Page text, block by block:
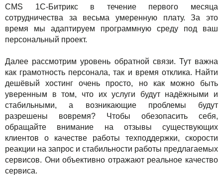
CMS 1С-Битрикс в течение первого месяца
сотрудничества за весьма умеренную плату. За это
время мы адаптируем программную среду под ваш
персональный проект.
Далее рассмотрим уровень обратной связи. Тут важна
как грамотность персонала, так и время отклика. Найти
дешёвый хостинг очень просто, но как можно быть
уверенным в том, что их услуги будут надёжными и
стабильными, а возникающие проблемы будут
разрешены вовремя? Чтобы обезопасить себя,
обращайте внимание на отзывы существующих
клиентов о качестве работы техподдержки, скорости
реакции на запрос и стабильности работы предлагаемых
сервисов. Они объективно отражают реальное качество
сервиса.